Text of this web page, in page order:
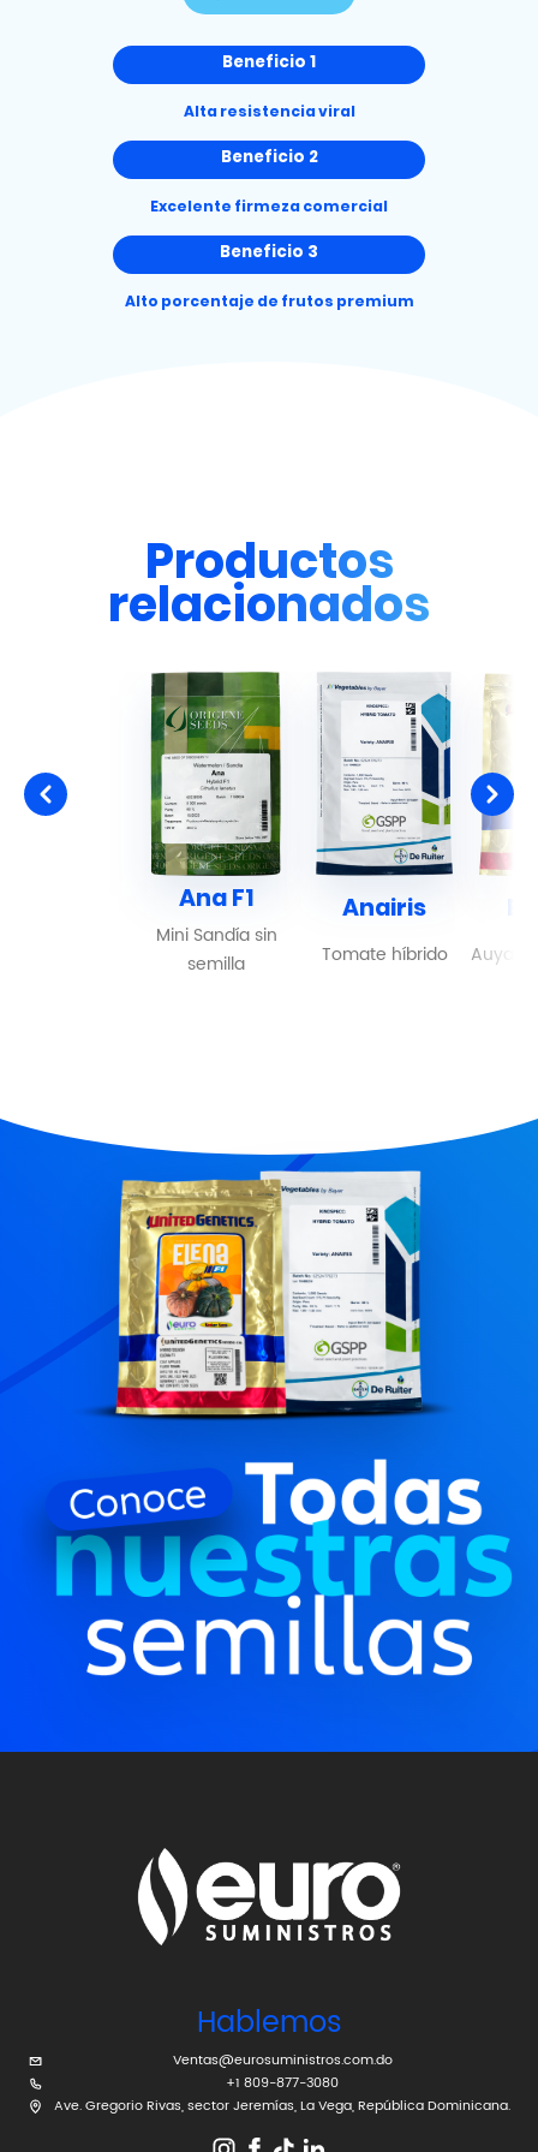
Beneficio 1
Alta resistencia viral
Beneficio 2
Excelente firmeza comercial
Beneficio 3
Alto porcentaje de frutos premium
Productos
relacionados
Ana F1
Mini Sandía sin
semilla
Anairis
Tomate híbrido
Hablemos
Ventas@eurosuministros.com.do
+1 809-877-3080
Ave. Gregorio Rivas, sector Jeremías, La Vega, República Dominicana.